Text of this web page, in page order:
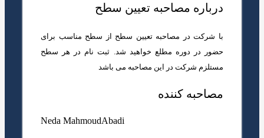
درباره مصاحبه تعیین سطح
با شرکت در مصاحبه تعیین سطح از سطح مناسب برای
حضور در دوره مطلع خواهید شد. ثبت نام در هر سطح
مستلزم شرکت در این مصاحبه می باشد
مصاحبه کننده
Neda MahmoudAbadi